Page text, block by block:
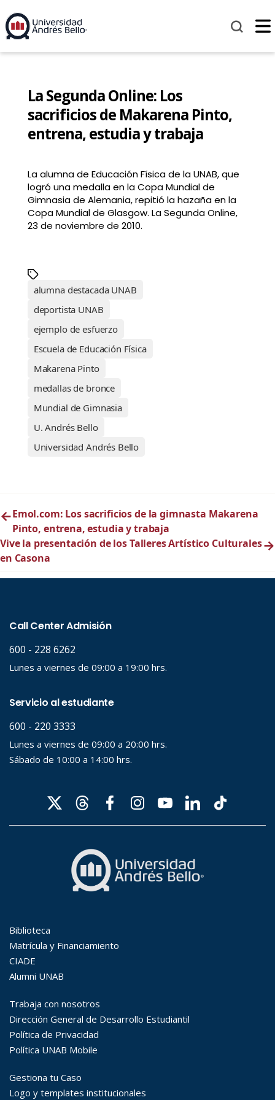
La Segunda Online: Los
sacrificios de Makarena Pinto,
entrena, estudia y trabaja
La alumna de Educación Física de la UNAB, que
logró una medalla en la Copa Mundial de
Gimnasia de Alemania, repitió la hazaña en la
Copa Mundial de Glasgow. La Segunda Online,
23 de noviembre de 2010.
alumna destacada UNAB
deportista UNAB
ejemplo de esfuerzo
Escuela de Educación Física
Makarena Pinto
medallas de bronce
Mundial de Gimnasia
U. Andrés Bello
Universidad Andrés Bello
←Emol.com: Los sacrificios de la gimnasta Makarena
Pinto, entrena, estudia y trabaja
Vive la presentación de los Talleres Artístico Culturales
en Casona
→